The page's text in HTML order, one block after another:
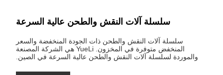
سلسلة آلات النقش والطحن عالية السرعة
سلسلة آلات النقش والطحن ذات الجودة المنخفضة والسعر
المنخفض متوفرة في المخزون. YueLi هي الشركة المصنعة
والموردة لسلسلة آلات النقش والطحن عالية السرعة في الصين.